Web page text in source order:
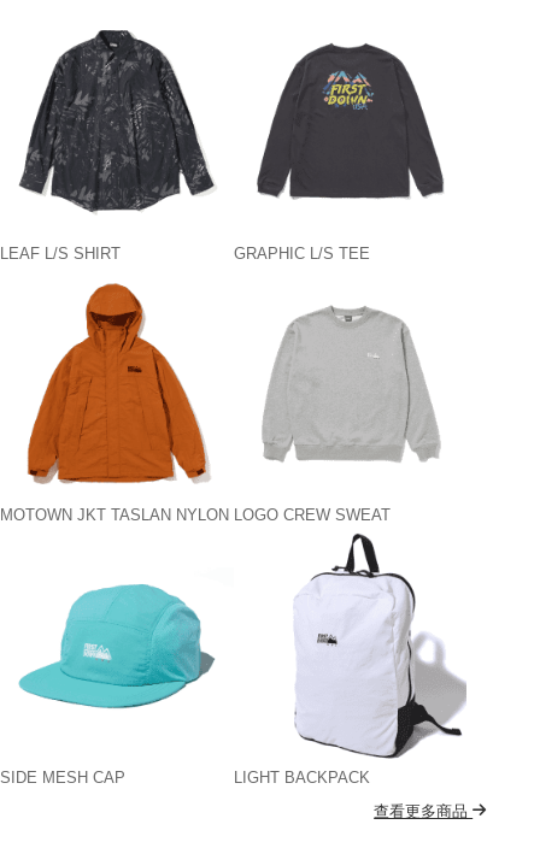
LEAF L/S SHIRT GRAPHIC L/S TEE
MOTOWN JKT TASLAN NYLON LOGO CREW SWEAT
SIDE MESH CAP
LIGHT BACKPACK
查看更多商品